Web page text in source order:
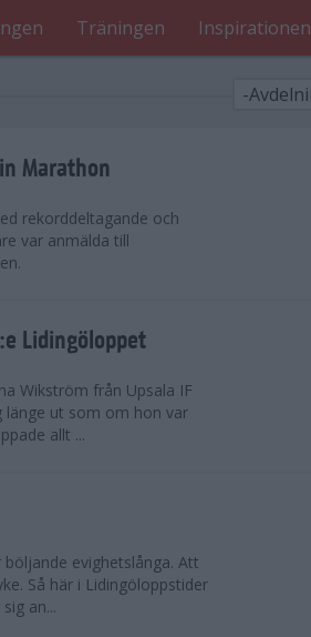
Träningen Inspirationen
Marathon
rekorddeltagande och
var anmälda till
Lidingöloppet
Wikström från Upsala IF
länge ut som om hon var
allt ...
evighetslånga. Att
Så här i Lidingöloppstider
an...